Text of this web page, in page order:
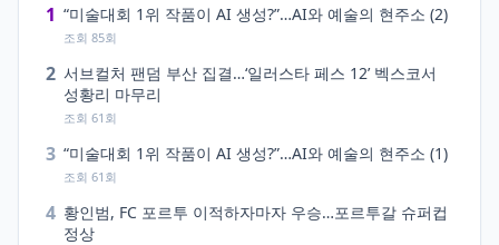
1 “미술대회 1위 작품이 AI 생성?”…AI와 예술의 현주소 (2)
조회 85회
2 서브컬처 팬덤 부산 집결…‘일러스타 페스 12’ 벡스코서
성황리 마무리
조회 61회
3 “미술대회 1위 작품이 AI 생성?”…AI와 예술의 현주소 (1)
조회 61회
4 황인범, FC 포르투 이적하자마자 우승…포르투갈 슈퍼컵
정상